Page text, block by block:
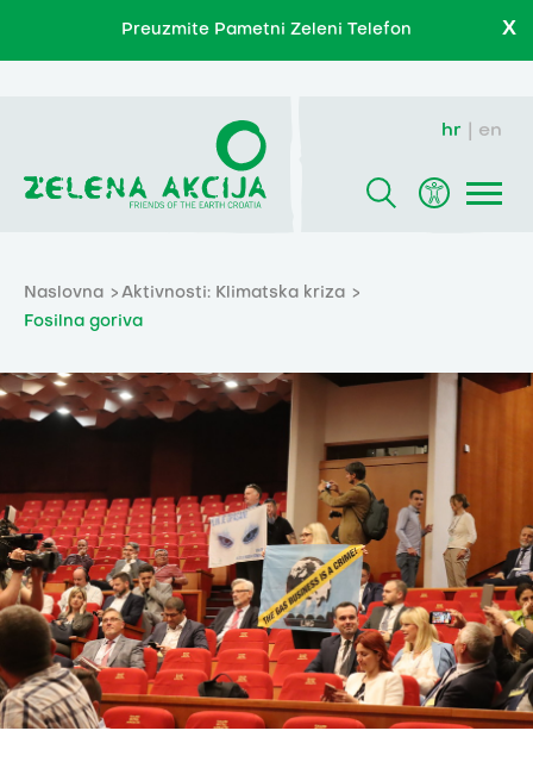
Preuzmite Pametni Zeleni Telefon X
hr en
Naslovna
Aktivnosti: Klimatska kriza
Fosilna goriva